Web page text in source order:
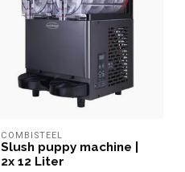
COMBISTEEL
Slush puppy machine |
2x 12 Liter